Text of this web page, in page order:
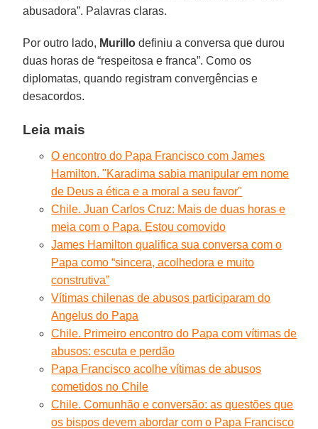
abusadora”. Palavras claras.
Por outro lado, Murillo definiu a conversa que durou
duas horas de “respeitosa e franca”. Como os
diplomatas, quando registram convergências e
desacordos.
Leia mais
O encontro do Papa Francisco com James
Hamilton. "Karadima sabia manipular em nome
de Deus a ética e a moral a seu favor"
Chile. Juan Carlos Cruz: Mais de duas horas e
meia com o Papa. Estou comovido
James Hamilton qualifica sua conversa com o
Papa como “sincera, acolhedora e muito
construtiva”
Vítimas chilenas de abusos participaram do
Angelus do Papa
Chile. Primeiro encontro do Papa com vítimas de
abusos: escuta e perdão
Papa Francisco acolhe vítimas de abusos
cometidos no Chile
Chile. Comunhão e conversão: as questões que
os bispos devem abordar com o Papa Francisco